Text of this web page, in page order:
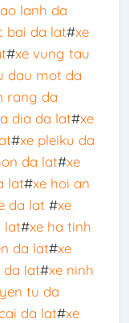
lanh da
bai da lat#xe
#xe vung tau
dau mot da
rang da
dia da lat#xe
#xe pleiku da
da lat#xe
lat#xe hoi an
da lat #xe
lat#xe ha tinh
da lat#xe
da lat#xe ninh
tu da
da lat#xe